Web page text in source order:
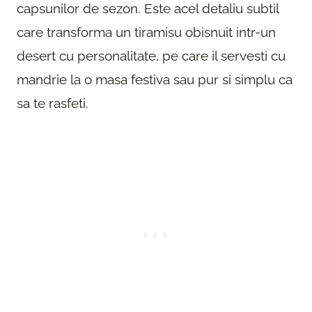
capsunilor de sezon. Este acel detaliu subtil
care transforma un tiramisu obisnuit intr-un
desert cu personalitate, pe care il servesti cu
mandrie la o masa festiva sau pur si simplu ca
sa te rasfeti.